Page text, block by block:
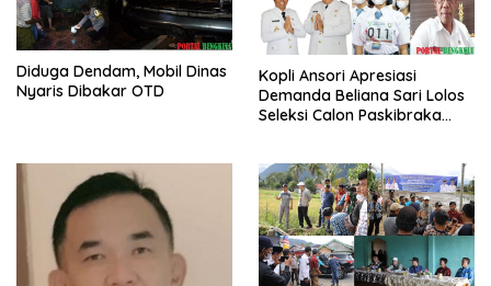
Diduga Dendam, Mobil Dinas
Nyaris Dibakar OTD
Kopli Ansori Apresiasi
Demanda Beliana Sari Lolos
Seleksi Calon Paskibraka